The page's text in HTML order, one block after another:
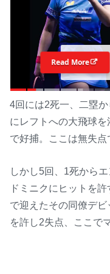
Read More
4回には2死一、二塁
にレフトへの大飛球
で好捕。ここは無失点
しかし5回、1死から
ドミニクにヒットを
で迎えたその同僚デ
を許し2失点、ここで